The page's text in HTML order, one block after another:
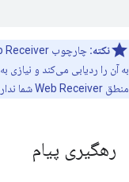
نکته:
به آن را ردیابی می‌کند و نیازی
منطق Web Receiver شما ندارد.
رهگیری پیام